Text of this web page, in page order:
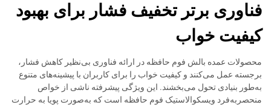
فناوری برتر تخفیف فشار برای بهبود
کیفیت خواب
محصولات عمده بالش فوم حافظه در ارائه فناوری بی‌نظیر کاهش فشار،
برجسته عمل می‌کنند و کیفیت خواب را برای کاربران با پیشینه‌های متنوع
به‌طور بنیادی تحول می‌بخشند. این ویژگی پیشرفته ناشی از خواص
منحصربه‌فرد ویسکوالاستیک فوم حافظه است که به‌صورت پویا به حرارت